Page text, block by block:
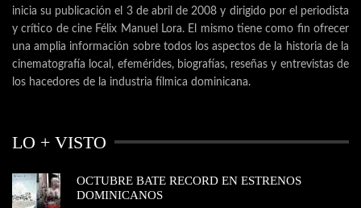
inicia su publicación el 3 de abril de 2008 y dirigido por el periodista
y crítico de cine Félix Manuel Lora. El mismo tiene como fin ofrecer
una amplia información sobre todos los aspectos de la historia de la
cinematografía local, efemérides, biografías, reseñas y entrevistas de
los hacedores de la industria fílmica dominicana.
LO + VISTO
OCTUBRE BATE RECORD EN ESTRENOS
DOMINICANOS